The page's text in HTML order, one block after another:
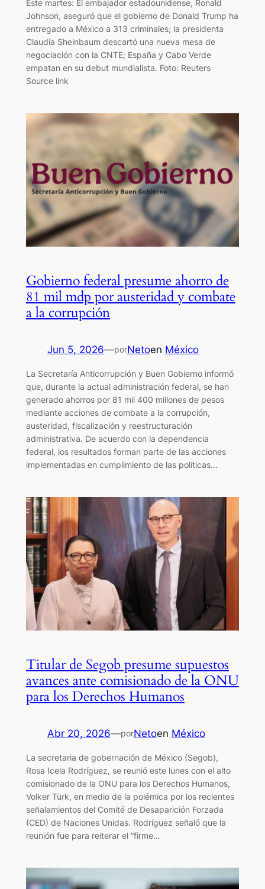
Este martes: El embajador estadounidense, Ronald
Johnson, aseguró que el gobierno de Donald Trump ha
entregado a México a 313 criminales; la presidenta
Claudia Sheinbaum descartó una nueva mesa de
negociación con la CNTE; España y Cabo Verde
empatan en su debut mundialista. Foto: Reuters
Source link
Gobierno federal presume ahorro de
81 mil mdp por austeridad y combate
a la corrupción
Jun 5, 2026—porNetoen México
La Secretaría Anticorrupción y Buen Gobierno informó
que, durante la actual administración federal, se han
generado ahorros por 81 mil 400 millones de pesos
mediante acciones de combate a la corrupción,
austeridad, fiscalización y reestructuración
administrativa. De acuerdo con la dependencia
federal, los resultados forman parte de las acciones
implementadas en cumplimiento de las políticas…
Titular de Segob presume supuestos
avances ante comisionado de la ONU
para los Derechos Humanos
Abr 20, 2026—porNetoen México
La secretaria de gobernación de México (Segob),
Rosa Icela Rodríguez, se reunió este lunes con el alto
comisionado de la ONU para los Derechos Humanos,
Volker Türk, en medio de la polémica por los recientes
señalamientos del Comité de Desaparición Forzada
(CED) de Naciones Unidas. Rodríguez señaló que la
reunión fue para reiterar el “firme…